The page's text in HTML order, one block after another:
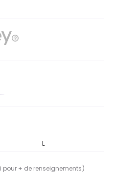
L
pour + de renseignements)